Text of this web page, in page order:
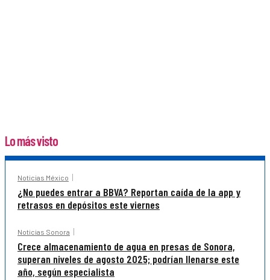
Lo más visto
Noticias México
¿No puedes entrar a BBVA? Reportan caída de la app y
retrasos en depósitos este viernes
Noticias Sonora
Crece almacenamiento de agua en presas de Sonora,
superan niveles de agosto 2025; podrían llenarse este
año, según especialista